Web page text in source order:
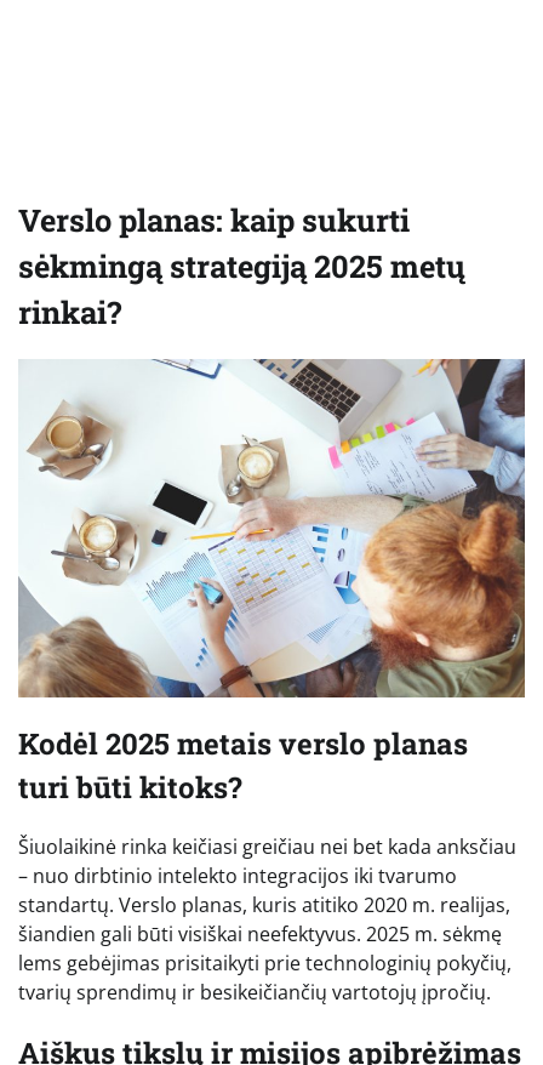
Verslo planas: kaip sukurti
sėkmingą strategiją 2025 metų
rinkai?
Kodėl 2025 metais verslo planas
turi būti kitoks?
Šiuolaikinė rinka keičiasi greičiau nei bet kada anksčiau
– nuo dirbtinio intelekto integracijos iki tvarumo
standartų. Verslo planas, kuris atitiko 2020 m. realijas,
šiandien gali būti visiškai neefektyvus. 2025 m. sėkmę
lems gebėjimas prisitaikyti prie technologinių pokyčių,
tvarių sprendimų ir besikeičiančių vartotojų įpročių.
Aiškus tikslų ir misijos apibrėžimas